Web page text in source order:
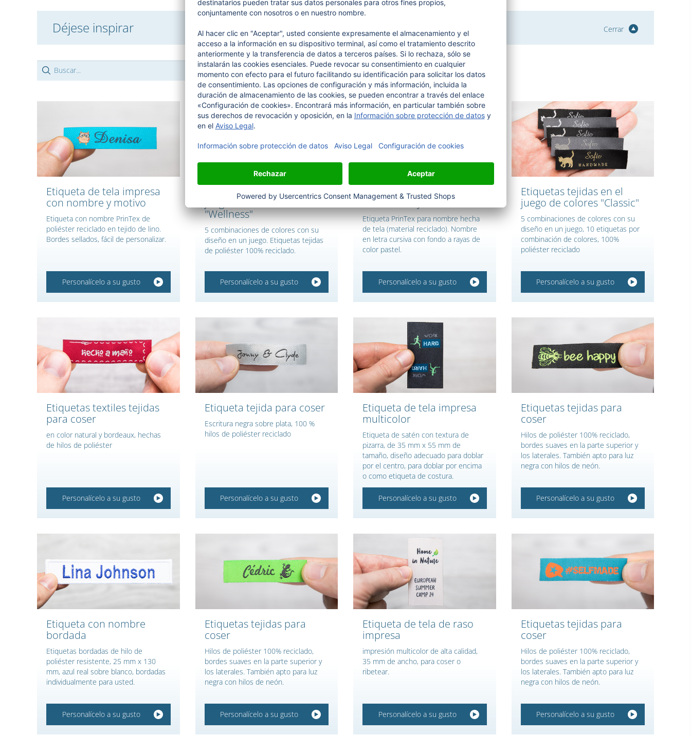
Cerrar
Déjese inspirar
Etiqueta de tela impresa
con nombre y motivo
Etiqueta con nombre PrinTex de
poliéster reciclado en tejido de lino.
Bordes sellados, fácil de personalizar.
Personalícelo a su gusto
Etiquetas tejidas en la
juegos de colores
"Wellness"
5 combinaciones de colores con su
diseño en un juego. Etiquetas tejidas
de poliéster 100% reciclado.
Personalícelo a su gusto
Etiqueta para nombre con
textura a rayas
Etiqueta PrinTex para nombre hecha
de tela (material reciclado). Nombre
en letra cursiva con fondo a rayas de
color pastel.
Personalícelo a su gusto
Etiquetas tejidas en el
juego de colores "Classic"
5 combinaciones de colores con su
diseño en un juego, 10 etiquetas por
combinación de colores, 100%
poliéster reciclado
Personalícelo a su gusto
Etiquetas textiles tejidas
para coser
en color natural y bordeaux, hechas
de hilos de poliéster
Personalícelo a su gusto
Etiqueta tejida para coser
Escritura negra sobre plata, 100 %
hilos de poliéster reciclado
Personalícelo a su gusto
Etiqueta de tela impresa
multicolor
Etiqueta de satén con textura de
pizarra, de 35 mm x 55 mm de
tamaño, diseño adecuado para doblar
por el centro, para doblar por encima
o como etiqueta de costura.
Personalícelo a su gusto
Etiquetas tejidas para
coser
Hilos de poliéster 100% reciclado,
bordes suaves en la parte superior y
los laterales. También apto para luz
negra con hilos de neón.
Personalícelo a su gusto
Etiqueta con nombre
bordada
Etiquetas bordadas de hilo de
poliéster resistente, 25 mm x 130
mm, azul real sobre blanco, bordadas
individualmente para usted.
Personalícelo a su gusto
Etiquetas tejidas para
coser
Hilos de poliéster 100% reciclado,
bordes suaves en la parte superior y
los laterales. También apto para luz
negra con hilos de neón.
Personalícelo a su gusto
Etiqueta de tela de raso
impresa
impresión multicolor de alta calidad,
35 mm de ancho, para coser o
ribetear.
Personalícelo a su gusto
Etiquetas tejidas para
coser
Hilos de poliéster 100% reciclado,
bordes suaves en la parte superior y
los laterales. También apto para luz
negra con hilos de neón.
Personalícelo a su gusto